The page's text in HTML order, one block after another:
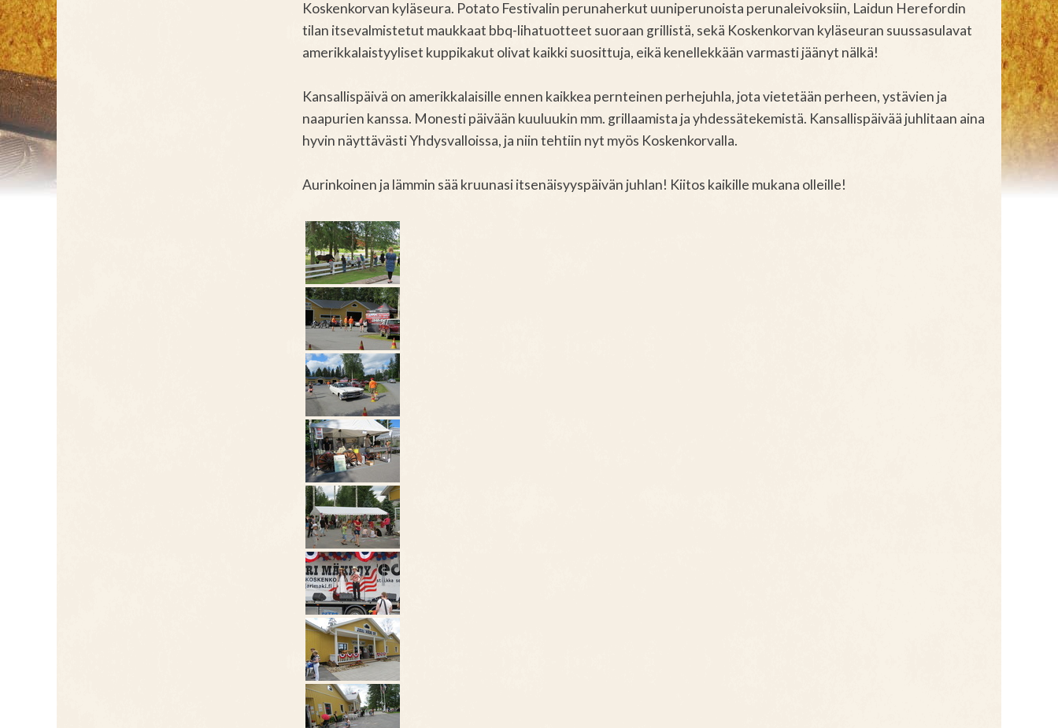
Koskenkorvan kyläseura. Potato Festivalin perunaherkut uuniperunoista perunaleivoksiin, Laidun Herefordin
tilan itsevalmistetut maukkaat bbq-lihatuotteet suoraan grillistä, sekä Koskenkorvan kyläseuran suussasulavat
amerikkalaistyyliset kuppikakut olivat kaikki suosittuja, eikä kenellekkään varmasti jäänyt nälkä!
Kansallispäivä on amerikkalaisille ennen kaikkea pernteinen perhejuhla, jota vietetään perheen, ystävien ja
naapurien kanssa. Monesti päivään kuuluukin mm. grillaamista ja yhdessätekemistä. Kansallispäivää juhlitaan aina
hyvin näyttävästi Yhdysvalloissa, ja niin tehtiin nyt myös Koskenkorvalla.
Aurinkoinen ja lämmin sää kruunasi itsenäisyyspäivän juhlan! Kiitos kaikille mukana olleille!